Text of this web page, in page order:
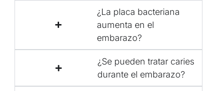
¿La placa bacteriana
aumenta en el
embarazo?
¿Se pueden tratar caries
durante el embarazo?